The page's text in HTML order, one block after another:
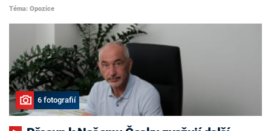
Téma: Opozice
6 fotografií